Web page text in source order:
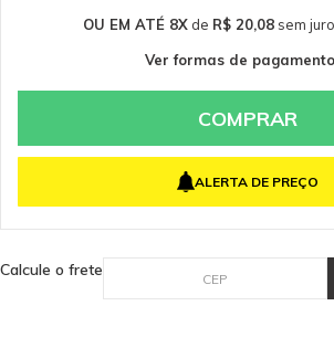
OU EM ATÉ 8X de R$ 20,08 sem
Ver formas de pagamento
2x de R$ 80,30 sem juros
5x de R$ 32,12 sem juros
8x de R$ 20,08 sem juros
COMPRAR
ALERTA DE PREÇO
Calcule o frete